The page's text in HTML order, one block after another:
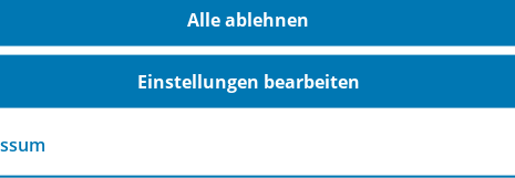
Die Nutzer können mit der installierten Version,
Lizenz für Lehrerinnen und Lehrer lassen sich die
der Westermann Gruppe einrichten und
sich nicht selbst einen Benutzer-Account bei der
Lehrkräfte ihren Schülerinnen und Schülern Materialien in
Alle ablehnen
Einstellungen bearbeiten